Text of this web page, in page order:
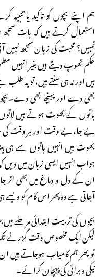
ہم اپنے بچوں کو تاکید یا تنبیہ
استعمال کرتے ہیں کہ بات
تمہیں؟ محبت کی زبان سمجھ نہیں
حکم تھوپ دیتے ہیں بغیر
ہیں اور نہ ہی سنتے ہیں، تو یہ
بھی دے اور پہنچا بھی
باتوں کے بھوت ہوتے ہیں
بے جا، بے وقت اور ہر وقت کی
بھوت ہیں انہیں باتوں سے ہی
جواب انہیں ایسی زبان میں دیں
ان کے دل و دماغ میں بھی اتر
آجاتی ہے وہ پھر اس کام کو
بچوں کی تربیت ابتدائی
لیکن ایک مخصوص وقت گزرنے
تو پھر ہم کامیاب ہوجاتے ہیں
نیکی و برائی کی پہچان کرائے۔